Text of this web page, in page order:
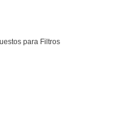
para Filtros